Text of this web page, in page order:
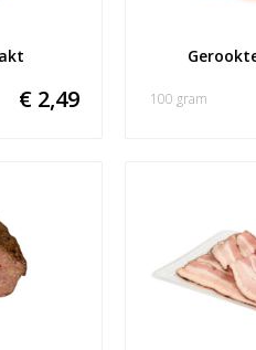
€ 2,49 100 gram